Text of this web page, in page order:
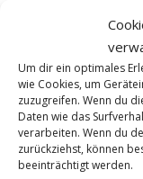
Um dir ein optimales
wie Cookies, um
zuzugreifen. Wenn du
Daten wie das
verarbeiten. Wenn du
zurückziehst, können
beeinträchtigt werden.
Kulturszene
Austausch.
80.000 Euro
Musik
Der Verein